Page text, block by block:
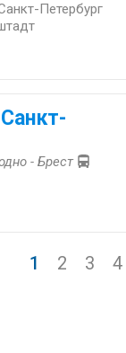
Петербург
- Брест
1 2 3 4